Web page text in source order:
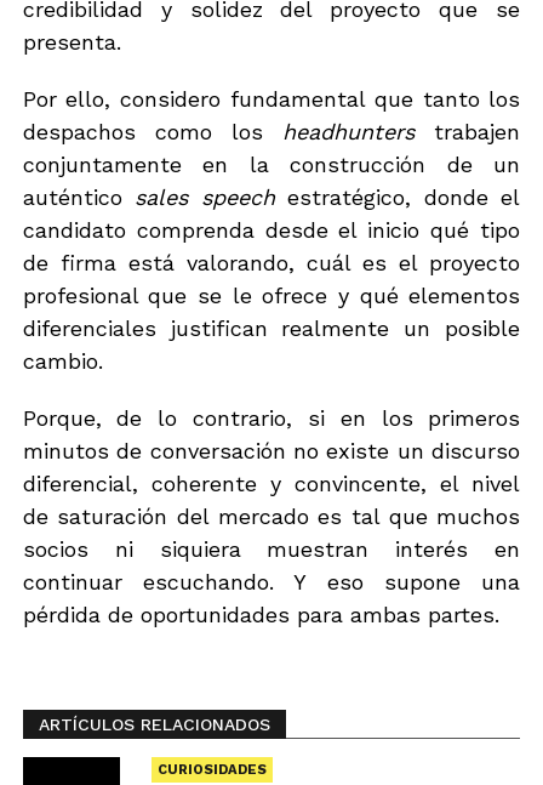
credibilidad y solidez del proyecto que se
presenta.
Por ello, considero fundamental que tanto los
despachos como los headhunterstrabajen
conjuntamente en la construcción de un
auténtico sales speechestratégico, donde el
candidato comprenda desde el inicio qué tipo
de firma está valorando, cuál es el proyecto
profesional que se le ofrece y qué elementos
diferenciales justifican realmente un posible
cambio.
Porque, de lo contrario, si en los primeros
minutos de conversación no existe un discurso
diferencial, coherente y convincente, el nivel
de saturación del mercado es tal que muchos
socios ni siquiera muestran interés en
continuar escuchando. Y eso supone una
pérdida de oportunidades para ambas partes.
ARTÍCULOS RELACIONADOS
CURIOSIDADES